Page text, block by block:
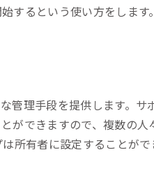
するという使い方をします。
管理手段を提供します。サ
ができますので、複数の人
所有者に設定することが